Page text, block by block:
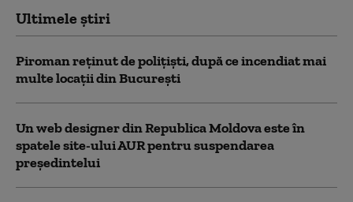
Ultimele știri
Piroman reţinut de poliţişti, după ce incendiat mai
multe locaţii din București
Un web designer din Republica Moldova este în
spatele site-ului AUR pentru suspendarea
președintelui